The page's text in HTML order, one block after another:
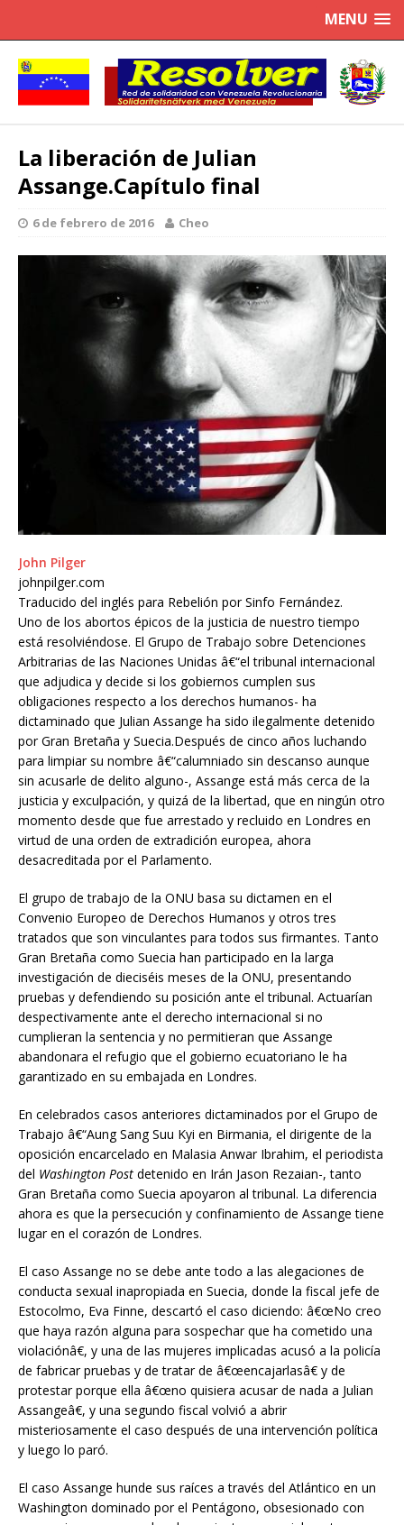
MENU
La liberación de Julian
Assange.Capítulo final
6 de febrero de 2016 Cheo
John Pilger
johnpilger.com
Traducido del inglés para Rebelión por Sinfo Fernández.
Uno de los abortos épicos de la justicia de nuestro tiempo
está resolviéndose. El Grupo de Trabajo sobre Detenciones
Arbitrarias de las Naciones Unidas â€“el tribunal internacional
que adjudica y decide si los gobiernos cumplen sus
obligaciones respecto a los derechos humanos- ha
dictaminado que Julian Assange ha sido ilegalmente detenido
por Gran Bretaña y Suecia.Después de cinco años luchando
para limpiar su nombre â€“calumniado sin descanso aunque
sin acusarle de delito alguno-, Assange está más cerca de la
justicia y exculpación, y quizá de la libertad, que en ningún otro
momento desde que fue arrestado y recluido en Londres en
virtud de una orden de extradición europea, ahora
desacreditada por el Parlamento.
El grupo de trabajo de la ONU basa su dictamen en el
Convenio Europeo de Derechos Humanos y otros tres
tratados que son vinculantes para todos sus firmantes. Tanto
Gran Bretaña como Suecia han participado en la larga
investigación de dieciséis meses de la ONU, presentando
pruebas y defendiendo su posición ante el tribunal. Actuarían
despectivamente ante el derecho internacional si no
cumplieran la sentencia y no permitieran que Assange
abandonara el refugio que el gobierno ecuatoriano le ha
garantizado en su embajada en Londres.
En celebrados casos anteriores dictaminados por el Grupo de
Trabajo â€“Aung Sang Suu Kyi en Birmania, el dirigente de la
oposición encarcelado en Malasia Anwar Ibrahim, el periodista
del Washington Post detenido en Irán Jason Rezaian-, tanto
Gran Bretaña como Suecia apoyaron al tribunal. La diferencia
ahora es que la persecución y confinamiento de Assange tiene
lugar en el corazón de Londres.
El caso Assange no se debe ante todo a las alegaciones de
conducta sexual inapropiada en Suecia, donde la fiscal jefe de
Estocolmo, Eva Finne, descartó el caso diciendo: â€œNo creo
que haya razón alguna para sospechar que ha cometido una
violaciónâ€, y una de las mujeres implicadas acusó a la policía
de fabricar pruebas y de tratar de â€œencajarlasâ€ y de
protestar porque ella â€œno quisiera acusar de nada a Julian
Assangeâ€, y una segundo fiscal volvió a abrir
misteriosamente el caso después de una intervención política
y luego lo paró.
El caso Assange hunde sus raíces a través del Atlántico en un
Washington dominado por el Pentágono, obsesionado con